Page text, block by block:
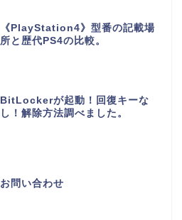
《PlayStation4》型番の記載場
所と歴代PS4の比較。
BitLockerが起動！回復キーな
し！解除方法調べました。
お問い合わせ